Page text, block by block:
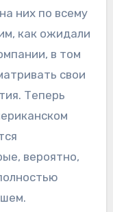
них по всему
как ожидали
в том
свои
Теперь
вероятно,